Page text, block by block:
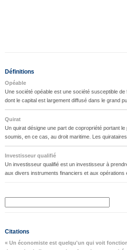
Définitions
Opéable
Une société opéable est une société susceptible de
dont le capital est largement diffusé dans le grand
Quirat
Un quirat désigne une part de copropriété portant
soumis, en ce cas, au droit maritime. Les
Investisseur qualifié
Un investisseur qualifié est un investisseur à
aux divers instruments financiers et aux opérations
Citations
« Un économiste est quelqu'un qui voit